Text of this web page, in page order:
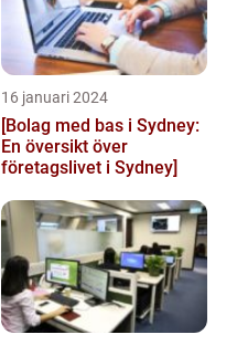
16 januari 2024
[Bolag med bas i Sydney:
En översikt över
företagslivet i Sydney]